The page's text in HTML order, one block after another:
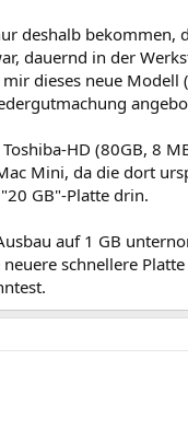
deshalb bekommen,
dauernd in der
dieses neue Modell
HD (80GB, 8
Mini, da die dort
GB"-Platte drin.
auf 1 GB
schnellere